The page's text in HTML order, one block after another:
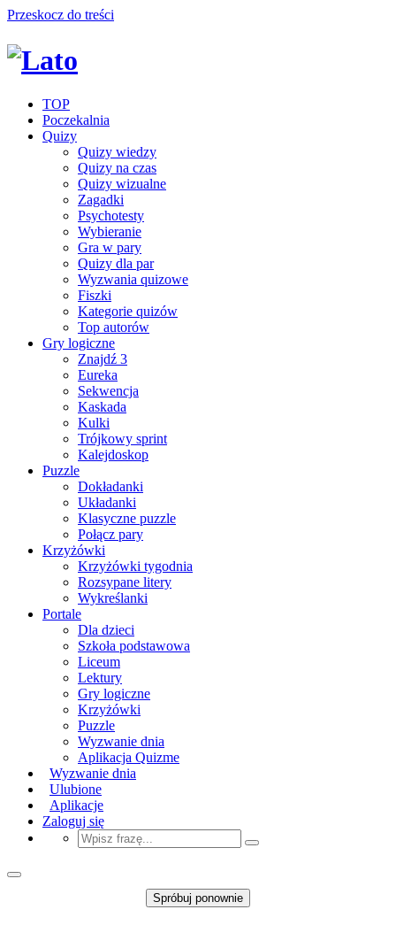
Przeskocz do treści
TOP
Poczekalnia
Quizy
Quizy wiedzy
Quizy na czas
Quizy wizualne
Zagadki
Psychotesty
Wybieranie
Gra w pary
Quizy dla par
Wyzwania quizowe
Fiszki
Kategorie quizów
Top autorów
Gry logiczne
Znajdź 3
Eureka
Sekwencja
Kaskada
Kulki
Trójkowy sprint
Kalejdoskop
Puzzle
Dokładanki
Układanki
Klasyczne puzzle
Połącz pary
Krzyżówki
Krzyżówki tygodnia
Rozsypane litery
Wykreślanki
Portale
Dla dzieci
Szkoła podstawowa
Liceum
Lektury
Gry logiczne
Krzyżówki
Puzzle
Wyzwanie dnia
Aplikacja Quizme
Wyzwanie dnia
Ulubione
Aplikacje
Zaloguj się
Spróbuj ponownie